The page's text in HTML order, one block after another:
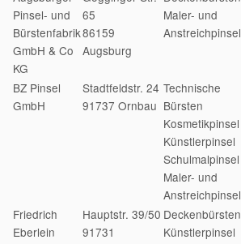
Pinsel- und
Bürstenfabrik
GmbH & Co
KG
65
86159
Augsburg
Maler- und
Anstreichpinsel
BZ Pinsel
GmbH
Stadtfeldstr. 24
91737 Ornbau
Technische
Bürsten
Kosmetikpinsel
Künstlerpinsel
Schulmalpinsel
Maler- und
Anstreichpinsel
Friedrich
Eberlein
Hauptstr. 39/50
91731
Deckenbürsten
Künstlerpinsel